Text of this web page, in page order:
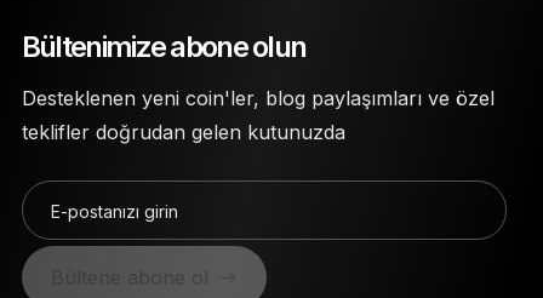
Bültenimize abone olun
Desteklenen yeni coin'ler, blog paylaşımları ve özel
teklifler doğrudan gelen kutunuzda
E-postanızı girin